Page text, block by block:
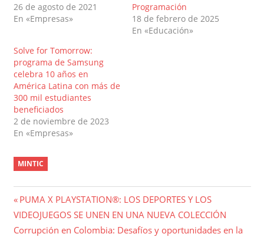
26 de agosto de 2021
En «Empresas»
Programación
18 de febrero de 2025
En «Educación»
Solve for Tomorrow:
programa de Samsung
celebra 10 años en
América Latina con más de
300 mil estudiantes
beneficiados
2 de noviembre de 2023
En «Empresas»
MINTIC
Navegación
de
Entrada
anterior:
PUMA X PLAYSTATION®: LOS DEPORTES Y LOS
VIDEOJUEGOS SE UNEN EN UNA NUEVA COLECCIÓN
Entrada
Corrupción en Colombia: Desafíos y oportunidades en la